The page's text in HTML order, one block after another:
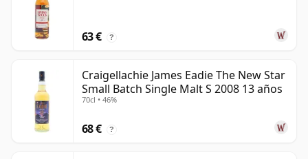
63 € ?
Craigellachie James Eadie The New Star
Small Batch Single Malt S 2008 13 años
70cl • 46%
68 € ?